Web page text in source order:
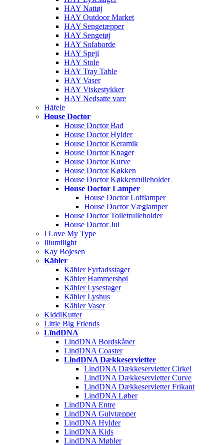
HAY Nattøj
HAY Outdoor Market
HAY Sengetæpper
HAY Sengetøj
HAY Sofaborde
HAY Spejl
HAY Stole
HAY Tray Table
HAY Vaser
HAY Viskestykker
HAY Nedsatte vare
Häfele
House Doctor
House Doctor Bad
House Doctor Hylder
House Doctor Keramik
House Doctor Knager
House Doctor Kurve
House Doctor Køkken
House Doctor Køkkenrulleholder
House Doctor Lamper
House Doctor Loftlamper
House Doctor Væglamper
House Doctor Toiletrulleholder
House Doctor Jul
I Love My Type
Illumilight
Kay Bojesen
Kähler
Kähler Fyrfadsstager
Kähler Hammershøi
Kähler Lysestager
Kähler Lyshus
Kähler Vaser
KiddiKutter
Little Big Friends
LïndDNA
LindDNA Bordskåner
LindDNA Coaster
LindDNA Dækkeservietter
LindDNA Dækkeservietter Cirkel
LindDNA Dækkeservietter Curve
LindDNA Dækkeservietter Frikant
LindDNA Løber
LindDNA Entre
LindDNA Gulvtæpper
LindDNA Hylder
LindDNA Kids
LindDNA Møbler